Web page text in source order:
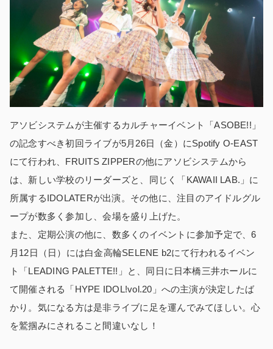
アソビシステムが主催するカルチャーイベント「ASOBE!!」
の記念すべき初回ライブが5月26日（金）にSpotify O-EAST
にて行われ、FRUITS ZIPPERの他にアソビシステムから
は、新しい学校のリーダーズと、同じく「KAWAII LAB.」に
所属するIDOLATERが出演。その他に、注目のアイドルグル
ープが数多く参加し、会場を盛り上げた。
また、定期公演の他に、数多くのイベントに参加予定で、6
月12日（日）には白金高輪SELENE b2にて行われるイベン
ト「LEADING PALETTE!!」と、同日に日本橋三井ホールに
て開催される「HYPE IDOL!vol.20」への主演が決定したば
かり。気になる方は是非ライブに足を運んでみてほしい。心
を鷲掴みにされること間違いなし！